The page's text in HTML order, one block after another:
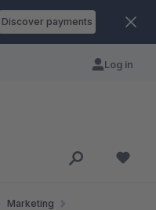
Discover payments
Log in
Marketing